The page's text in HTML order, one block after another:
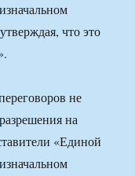
что это
не
на
«Единой